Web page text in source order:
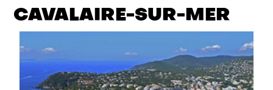
CAVALAIRE-SUR-MER